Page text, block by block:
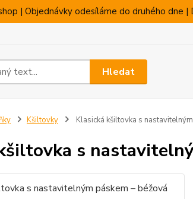
| Objednávky odesíláme do druhého dne |
Hledat
Kšiltovky Klasická kšiltovka s
s